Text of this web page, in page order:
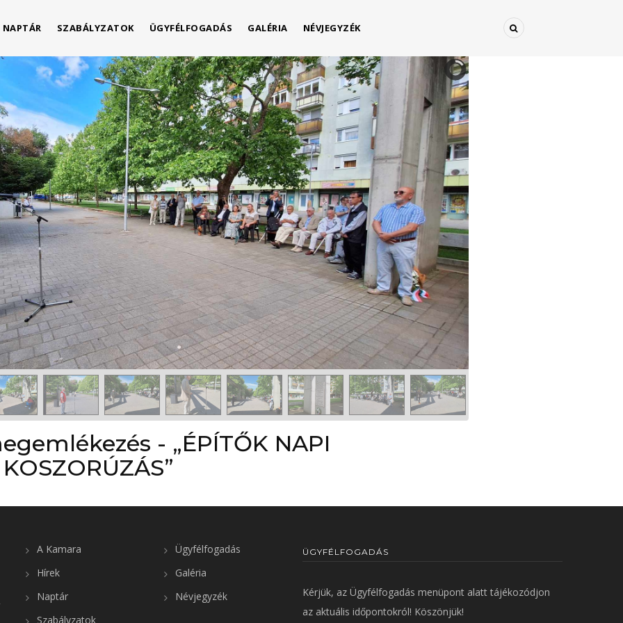
NAPTÁR SZABÁLYZATOK ÜGYFÉLFOGADÁS GALÉRIA NÉVJEGYZÉK
- „ÉPÍTŐK NAPI
A Kamara
Hírek
Naptár
Szabályzatok
Ügyfélfogadás
Galéria
Névjegyzék
ÜGYFÉLFOGADÁS
Kérjük, az Ügyfélfogadás menüpont alatt tájékozódjon
az aktuális időpontokról! Köszönjük!